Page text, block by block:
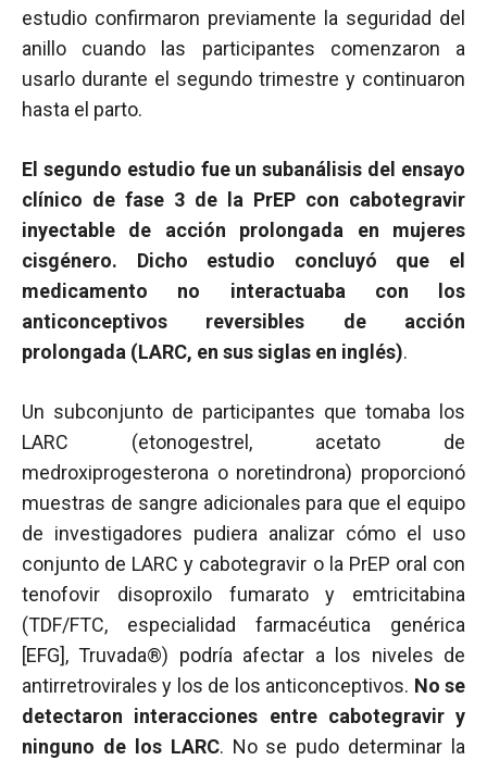
estudio confirmaron previamente la seguridad del
anillo cuando las participantes comenzaron a
usarlo durante el segundo trimestre y continuaron
hasta el parto.
El segundo estudio fue un subanálisis del ensayo
clínico de fase 3 de la PrEP con cabotegravir
inyectable de acción prolongada en mujeres
cisgénero. Dicho estudio concluyó que el
medicamento no interactuaba con los
anticonceptivos reversibles de acción
prolongada (LARC, en sus siglas en inglés).
Un subconjunto de participantes que tomaba los
LARC (etonogestrel, acetato de
medroxiprogesterona o noretindrona) proporcionó
muestras de sangre adicionales para que el equipo
de investigadores pudiera analizar cómo el uso
conjunto de LARC y cabotegravir o la PrEP oral con
tenofovir disoproxilo fumarato y emtricitabina
(TDF/FTC, especialidad farmacéutica genérica
[EFG], Truvada®) podría afectar a los niveles de
antirretrovirales y los de los anticonceptivos. No se
detectaron interacciones entre cabotegravir y
ninguno de los LARC. No se pudo determinar la